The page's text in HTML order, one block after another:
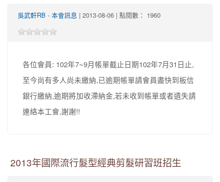
吳武軒RB - 本會訊息 | 2013-08-06 | 點閱數： 1960
各位會員: 102年7~9月帳單截止日期102年7月31日止,
至今尚有多人尚未繳納,已逾期帳單請會員盡快到板信
銀行繳納,逾期將加收滯納金,若未收到帳單或者遺失請
連絡本工會,謝謝!!
2013年國際流行髮型經典剪髮研習班招生